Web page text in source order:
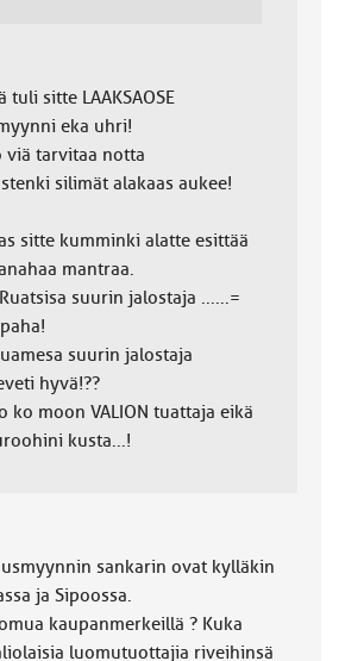
tuli sitte LAAKSAOSE
eka uhri!
viä tarvitaa notta
silimät alakaas aukee!
sitte kumminki alatte esittää
mantraa.
suurin jalostaja ......=
suurin jalostaja
hyvä!??
ko moon VALION tuattaja eikä
kusta...!
sankarin ovat kylläkin
ja Sipoossa.
kaupanmerkeillä ? Kuka
luomutuottajia riveihinsä